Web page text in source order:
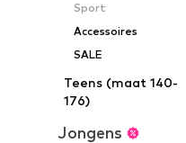
Sport
Accessoires
SALE
Teens (maat 140-
176)
Jongens